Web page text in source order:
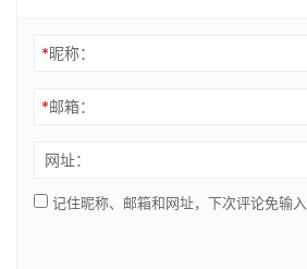
*昵称：
*邮箱：
网址：
记住昵称、邮箱和网址，下次评论免输入